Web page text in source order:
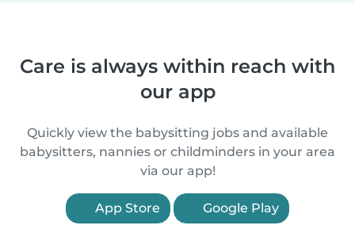
Care is always within reach with
our app
Quickly view the babysitting jobs and available
babysitters, nannies or childminders in your area
via our app!
App Store Google Play